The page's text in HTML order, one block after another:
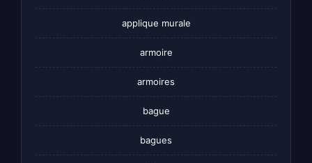
applique murale
armoire
armoires
bague
bagues